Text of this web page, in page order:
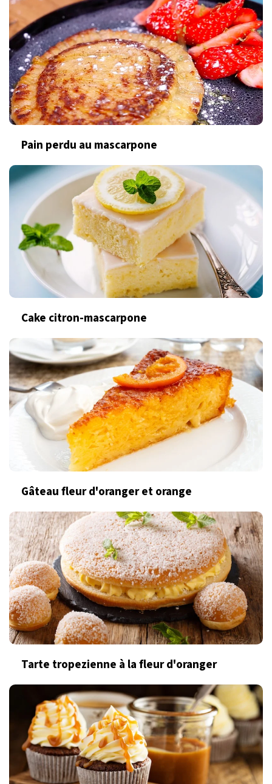
Pain perdu au mascarpone
Cake citron-mascarpone
Gâteau fleur d'oranger et orange
Tarte tropezienne à la fleur d'oranger